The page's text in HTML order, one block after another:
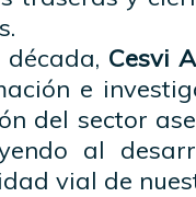
Cesvi
e
del sector
al
vial de